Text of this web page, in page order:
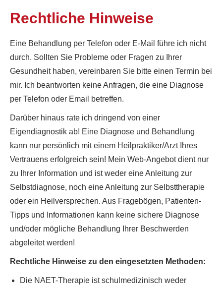
Rechtliche Hinweise
​Eine Behandlung per Telefon oder E-Mail führe ich nicht
durch. Sollten Sie Probleme oder Fragen zu Ihrer
Gesundheit haben, vereinbaren Sie bitte einen Termin bei
mir. Ich beantworten keine Anfragen, die eine Diagnose
per Telefon oder Email betreffen.
Darüber hinaus rate ich dringend von einer
Eigendiagnostik ab! Eine Diagnose und Behandlung
kann nur persönlich mit einem Heilpraktiker/Arzt Ihres
Vertrauens erfolgreich sein! Mein Web-Angebot dient nur
zu Ihrer Information und ist weder eine Anleitung zur
Selbstdiagnose, noch eine Anleitung zur Selbsttherapie
oder ein Heilversprechen. Aus Fragebögen, Patienten-
Tipps und Informationen kann keine sichere Diagnose
und/oder mögliche Behandlung Ihrer Beschwerden
abgeleitet werden!
Rechtliche Hinweise zu den eingesetzten Methoden:
Die NAET-Therapie ist schulmedizinisch weder